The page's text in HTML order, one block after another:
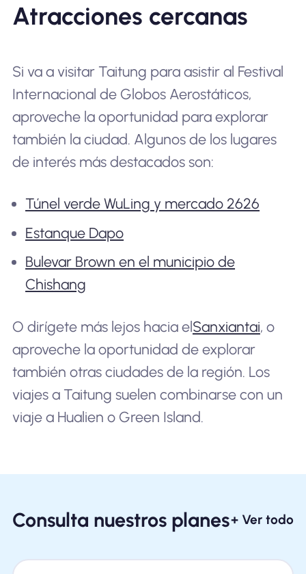
Atracciones cercanas
Si va a visitar Taitung para asistir al Festival
Internacional de Globos Aerostáticos,
aproveche la oportunidad para explorar
también la ciudad. Algunos de los lugares
de interés más destacados son:
Túnel verde WuLing y mercado 2626
Estanque Dapo
Bulevar Brown en el municipio de
Chishang
O dirígete más lejos hacia elSanxiantai, o
aproveche la oportunidad de explorar
también otras ciudades de la región. Los
viajes a Taitung suelen combinarse con un
viaje a Hualien o Green Island.
Consulta nuestros planes+ Ver todo